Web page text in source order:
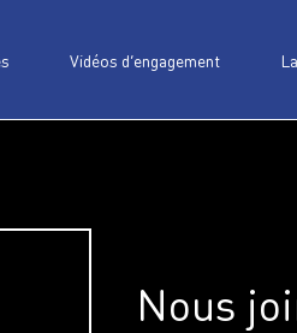
Vidéos d’engagement
Nous